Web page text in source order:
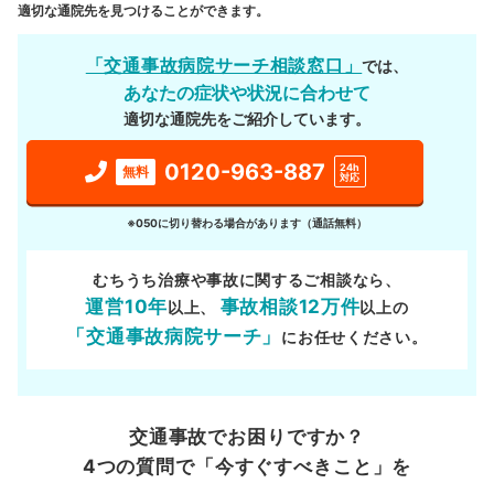
適切な通院先を見つけることができます。
「交通事故病院サーチ相談窓口」では、
あなたの症状や状況に合わせて
適切な通院先をご紹介しています。
無料 0120-963-887
24h
対応
※050に切り替わる場合があります（通話無料）
むちうち治療や事故に関するご相談なら、
運営10年以上、 事故相談12万件以上の
「交通事故病院サーチ」 にお任せください。
交通事故でお困りですか？
4つの質問で「今すぐすべきこと」を